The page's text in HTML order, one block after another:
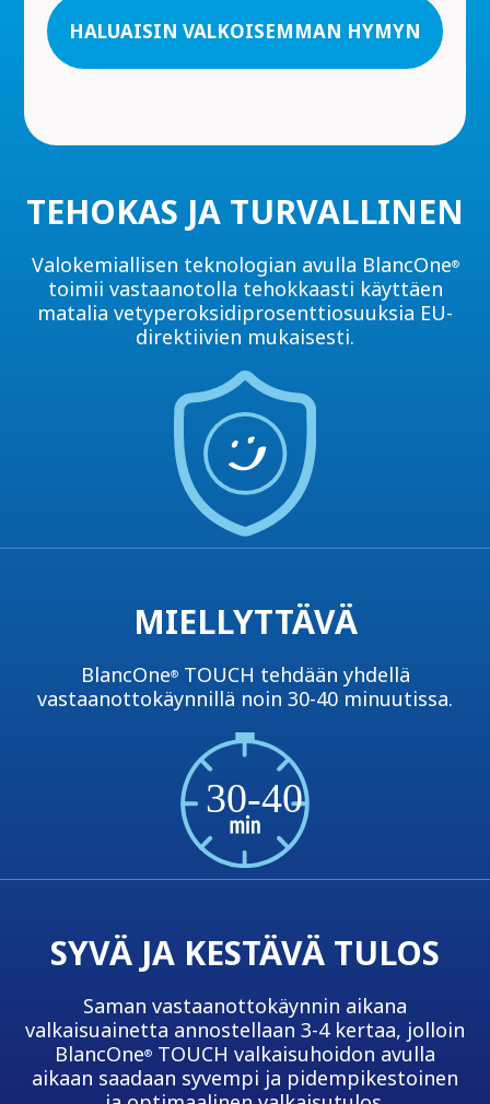
HALUAISIN VALKOISEMMAN HYMYN
TEHOKAS JA TURVALLINEN
Valokemiallisen teknologian avulla BlancOne®
toimii vastaanotolla tehokkaasti käyttäen
matalia vetyperoksidiprosenttiosuuksia EU-
direktiivien mukaisesti.
MIELLYTTÄVÄ
BlancOne®TOUCH tehdään yhdellä
vastaanottokäynnillä noin 30-40 minuutissa.
SYVÄ JA KESTÄVÄ TULOS
Saman vastaanottokäynnin aikana
valkaisuainetta annostellaan 3-4 kertaa, jolloin
BlancOne® TOUCH valkaisuhoidon avulla
aikaan saadaan syvempi ja pidempikestoinen